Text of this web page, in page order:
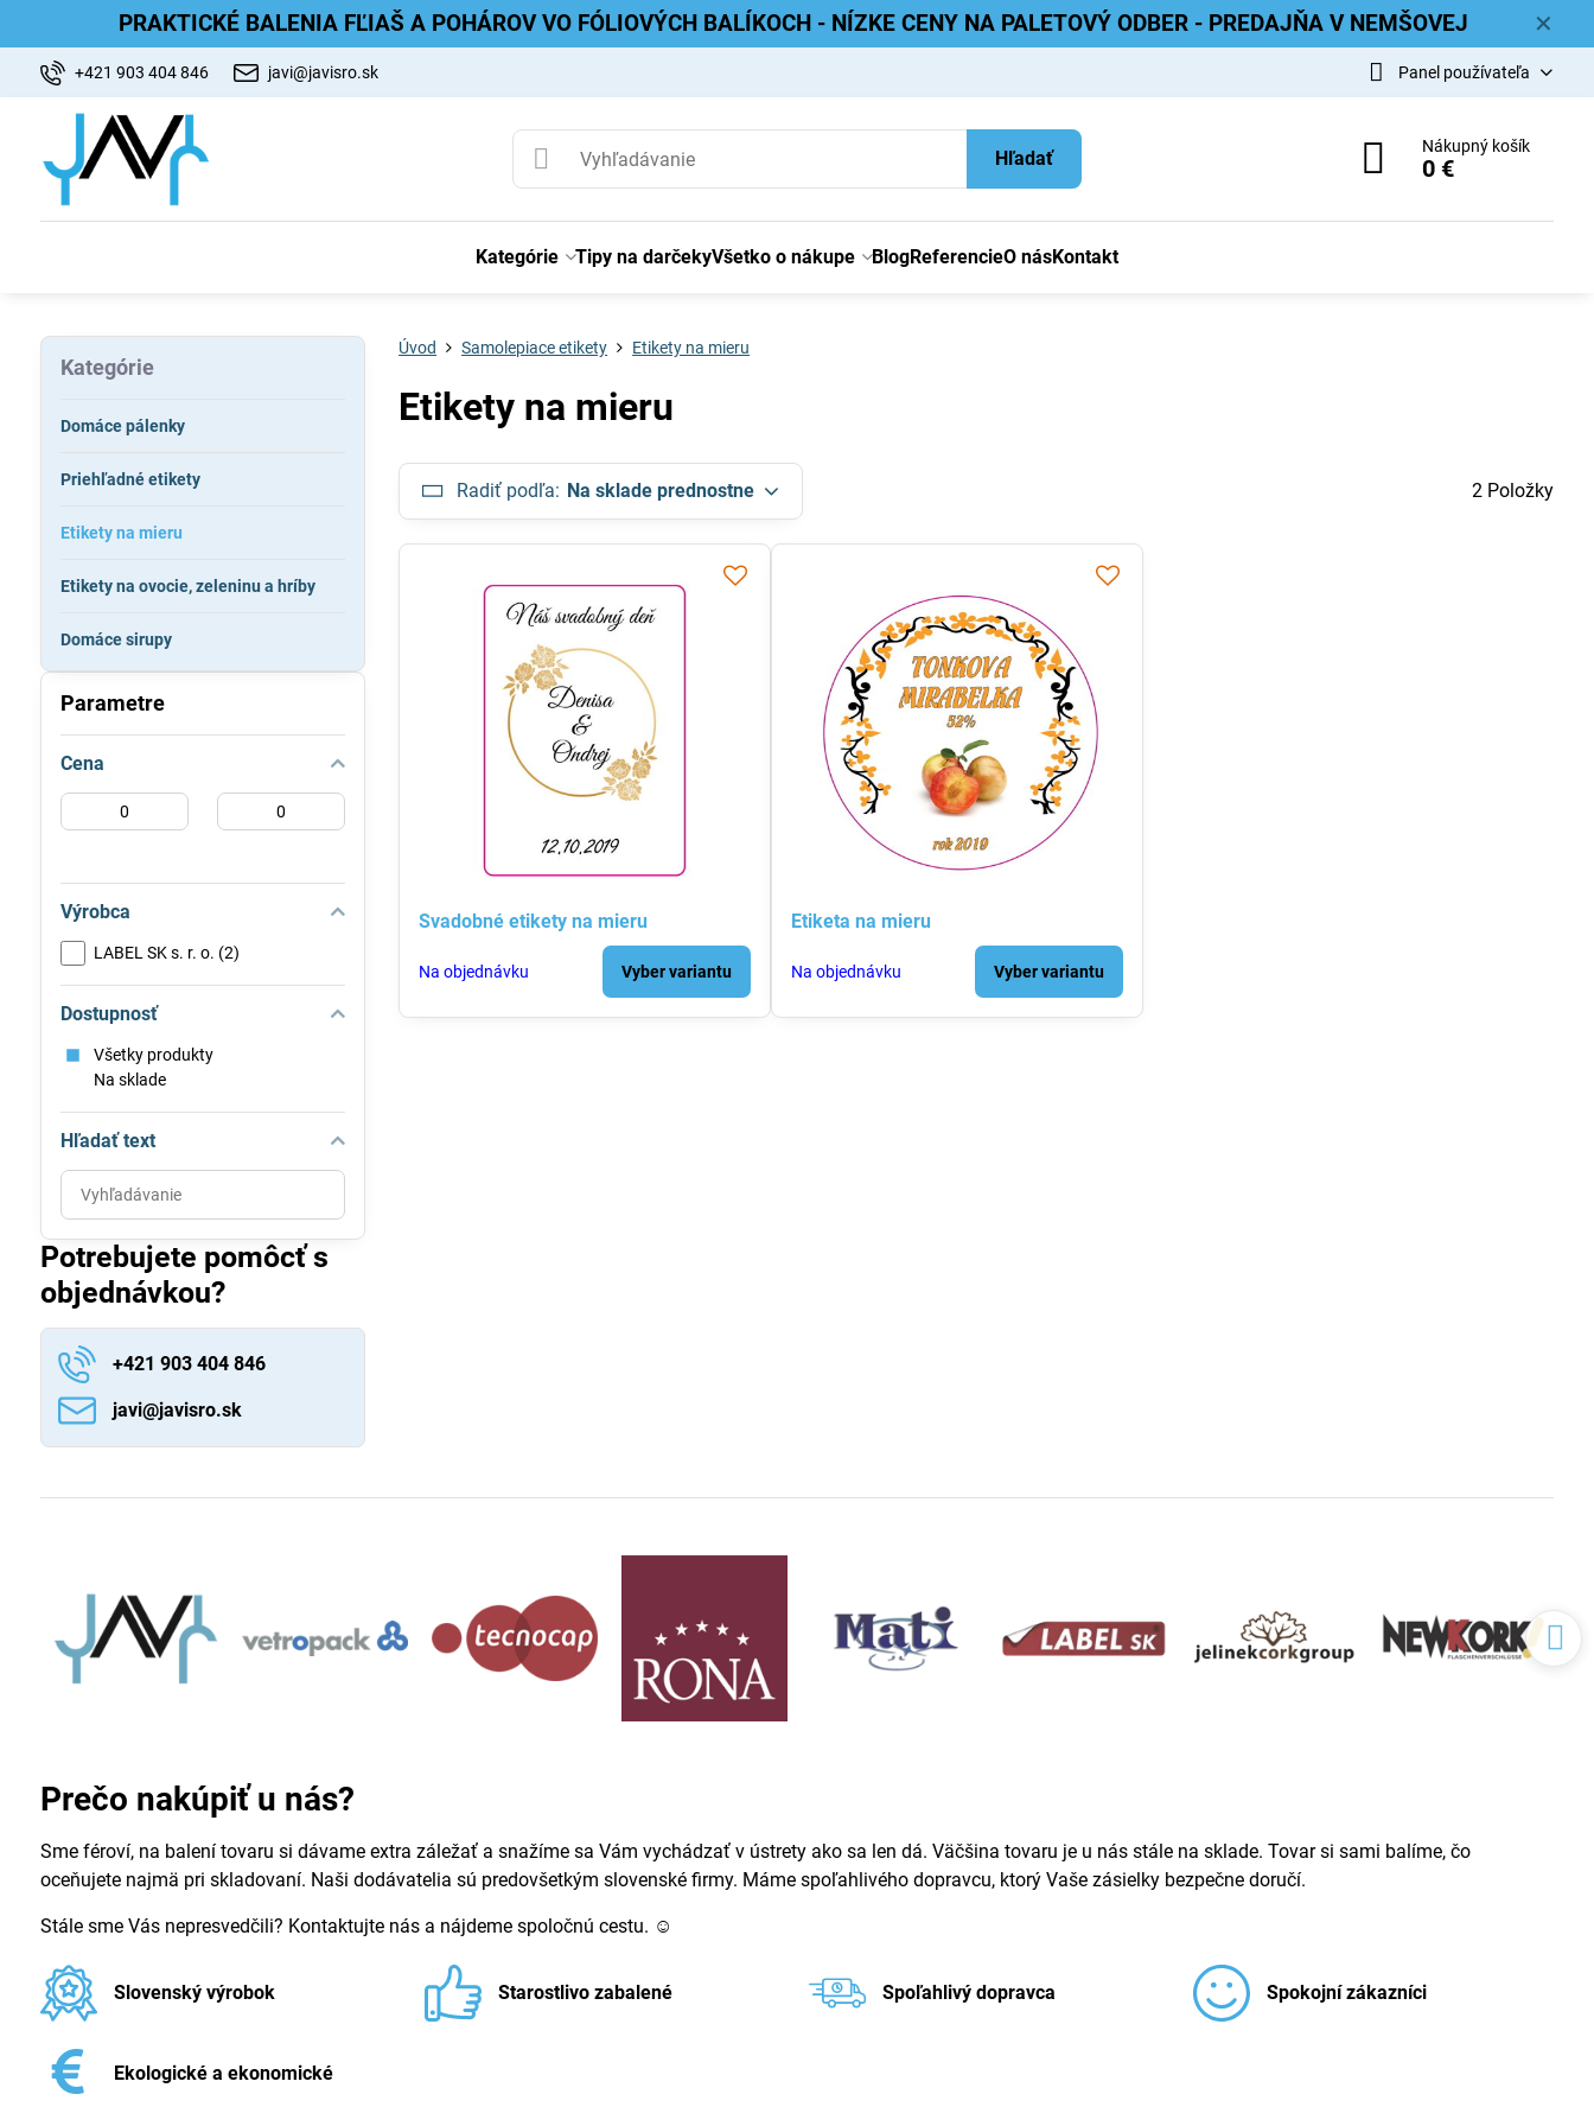
✕
PRAKTICKÉ BALENIA FĽIAŠ A POHÁROV VO FÓLIOVÝCH BALÍKOCH - NÍZKE CENY NA PALETOVÝ ODBER - PREDAJŇA V NEMŠOVEJ
+421 903 404 846 javi@javisro.sk Panel používateľa
Hľadať
Nákupný košík
0 €
Kategórie Tipy na darčekyVšetko o nákupe BlogReferencieO násKontakt
Úvod Samolepiace etikety Etikety na mieru
Etikety na mieru
Radiť podľa: Na sklade prednostne 2 Položky
Svadobné etikety na mieru
Na objednávku Vyber variantu
Etiketa na mieru
Na objednávku Vyber variantu
Parametre
Cena
Od:
Do:
Výrobca
LABEL SK s. r. o. (2)
Dostupnosť
Všetky produkty
Na sklade
Hľadať text
Prehľadať
výsledky
filtra
fulltextom
Potrebujete pomôcť s
objednávkou?
+421 903 404 846
javi​@javisro​.sk
Kategórie
Domáce pálenky
Priehľadné etikety
Etikety na mieru
Etikety na ovocie, zeleninu a hríby
Domáce sirupy
Prečo nakúpiť u nás?
Sme féroví, na balení tovaru si dávame extra záležať a snažíme sa Vám vychádzať v ústrety ako sa len dá. Väčšina tovaru je u nás stále na sklade. Tovar si sami balíme, čo
oceňujete najmä pri skladovaní. Naši dodávatelia sú predovšetkým slovenské firmy. Máme spoľahlivého dopravcu, ktorý Vaše zásielky bezpečne doručí.
Stále sme Vás nepresvedčili? Kontaktujte nás a nájdeme spoločnú cestu. ☺
Slovenský výrobok Starostlivo zabalené Spoľahlivý dopravca Spokojní zákazníci
Ekologické a ekonomické